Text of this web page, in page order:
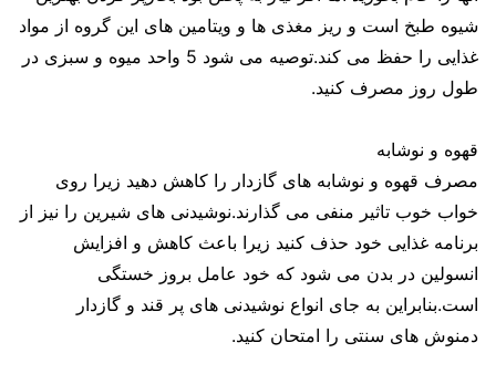
شیوه طبخ است و ریز مغذی ها و ویتامین های این گروه از مواد
غذایی را حفظ می کند.توصیه می شود 5 واحد میوه و سبزی در
طول روز مصرف کنید.
قهوه و نوشابه
مصرف قهوه و نوشابه های گازدار را کاهش دهید زیرا روی
خواب خوب تاثیر منفی می گذارند.نوشیدنی های شیرین را نیز از
برنامه غذایی خود حذف کنید زیرا باعث کاهش و افزایش
انسولین در بدن می شود که خود عامل بروز خستگی
است.بنابراین به جای انواع نوشیدنی های پر قند و گازدار
دمنوش های سنتی را امتحان کنید.